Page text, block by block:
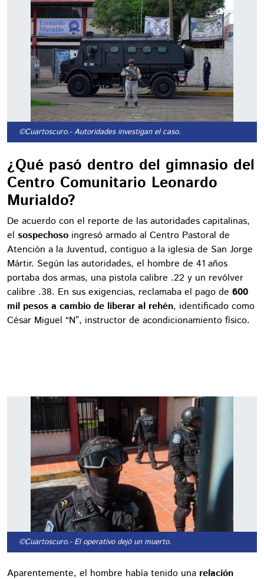
©Cuartoscuro.- Autoridades investigan el caso.
¿Qué pasó dentro del gimnasio del
Centro Comunitario Leonardo
Murialdo?
De acuerdo con el reporte de las autoridades capitalinas,
el sospechoso ingresó armado al Centro Pastoral de
Atención a la Juventud, contiguo a la iglesia de San Jorge
Mártir. Según las autoridades, el hombre de 41 años
portaba dos armas, una pistola calibre .22 y un revólver
calibre .38. En sus exigencias, reclamaba el pago de 600
mil pesos a cambio de liberar al rehén, identificado como
César Miguel “N”, instructor de acondicionamiento físico.
©Cuartoscuro.- El operativo dejó un muerto.
Aparentemente, el hombre había tenido una relación